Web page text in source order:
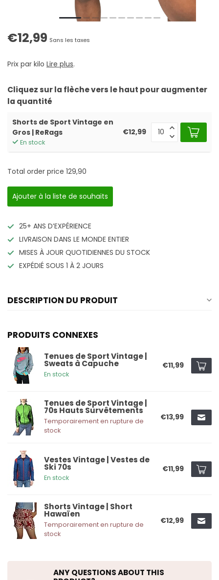
€12,99 Sans les taxes
Prix par kilo Lire plus.
Cliquez sur la flèche vers le haut pour augmenter
la quantité
Shorts de Sport Vintage en
Gros | ReRags
En stock
€12,99
Total order price 129,90
Ajouter à la liste de souhaits
25+ ANS D’EXPÉRIENCE
LIVRAISON DANS LE MONDE ENTIER
MISES À JOUR QUOTIDIENNES DU STOCK
EXPÉDIÉ SOUS 1 À 2 JOURS
DESCRIPTION DU PRODUIT
PRODUITS CONNEXES
Tenues de Sport Vintage |
Sweats à Capuche
En stock
€11,99
Tenues de Sport Vintage |
70s Hauts Survêtements
Temporairement en rupture de
stock
€13,99
Vestes Vintage | Vestes de
Ski 70s
En stock
€11,99
Shorts Vintage | Short
Hawaïen
Temporairement en rupture de
stock
€12,99
ANY QUESTIONS ABOUT THIS